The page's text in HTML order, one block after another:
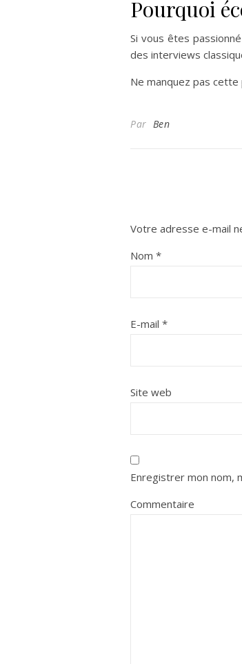
Pourquoi
Si vous êtes
des interviews
Ne manquez pas cette
Par Ben
Votre adresse e-mail
Nom *
E-mail *
Site web
Enregistrer mon nom,
Commentaire